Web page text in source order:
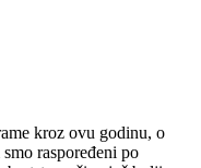
kroz ovu godinu, o
raspoređeni po